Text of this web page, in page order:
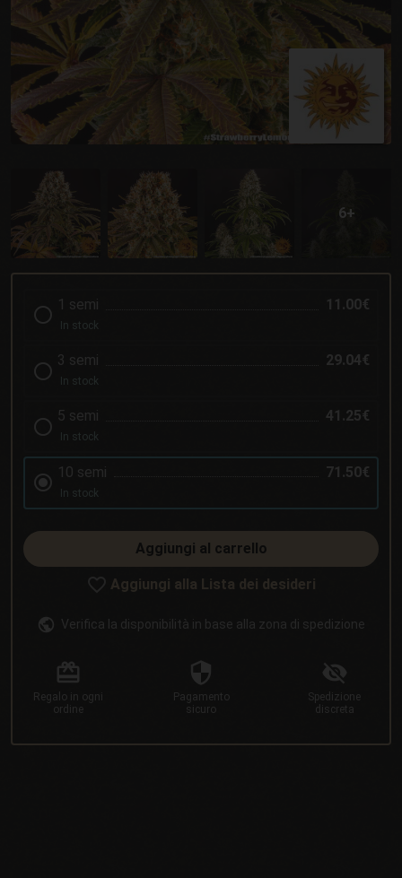
1 semi 11.00€
In stock
3 semi 29.04€
In stock
5 semi 41.25€
In stock
10 semi 71.50€
In stock
Aggiungi al carrello
Aggiungi alla Lista dei desideri
Verifica la disponibilità in base alla zona di spedizione
Regalo in ogni
ordine
Pagamento
sicuro
Spedizione
discreta